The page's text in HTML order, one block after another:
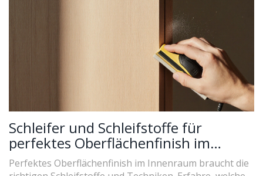
Schleifer und Schleifstoffe für
perfektes Oberflächenfinish im
Innenraum: Die richtige Wahl für
Perfektes Oberflächenfinish im Innenraum braucht die